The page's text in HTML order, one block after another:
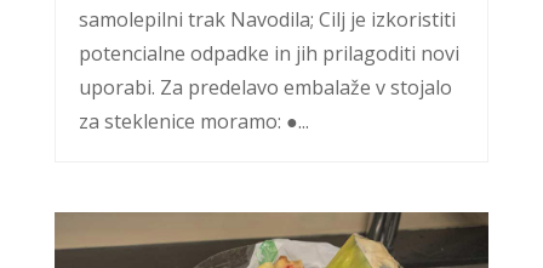
samolepilni trak Navodila; Cilj je izkoristiti
potencialne odpadke in jih prilagoditi novi
uporabi. Za predelavo embalaže v stojalo
za steklenice moramo: ●...